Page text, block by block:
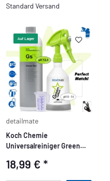
Standard Versand
Auf Lager
detailmate
Koch Chemie
Universalreiniger Green
18,99 € *